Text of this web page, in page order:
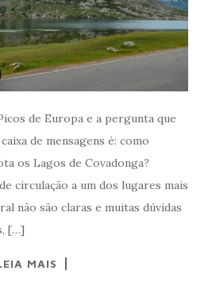
de Europa e a pergunta que
de mensagens é: como
os Lagos de Covadonga?
circulação a um dos lugares mais
não são claras e muitas dúvidas
[…]
MAIS